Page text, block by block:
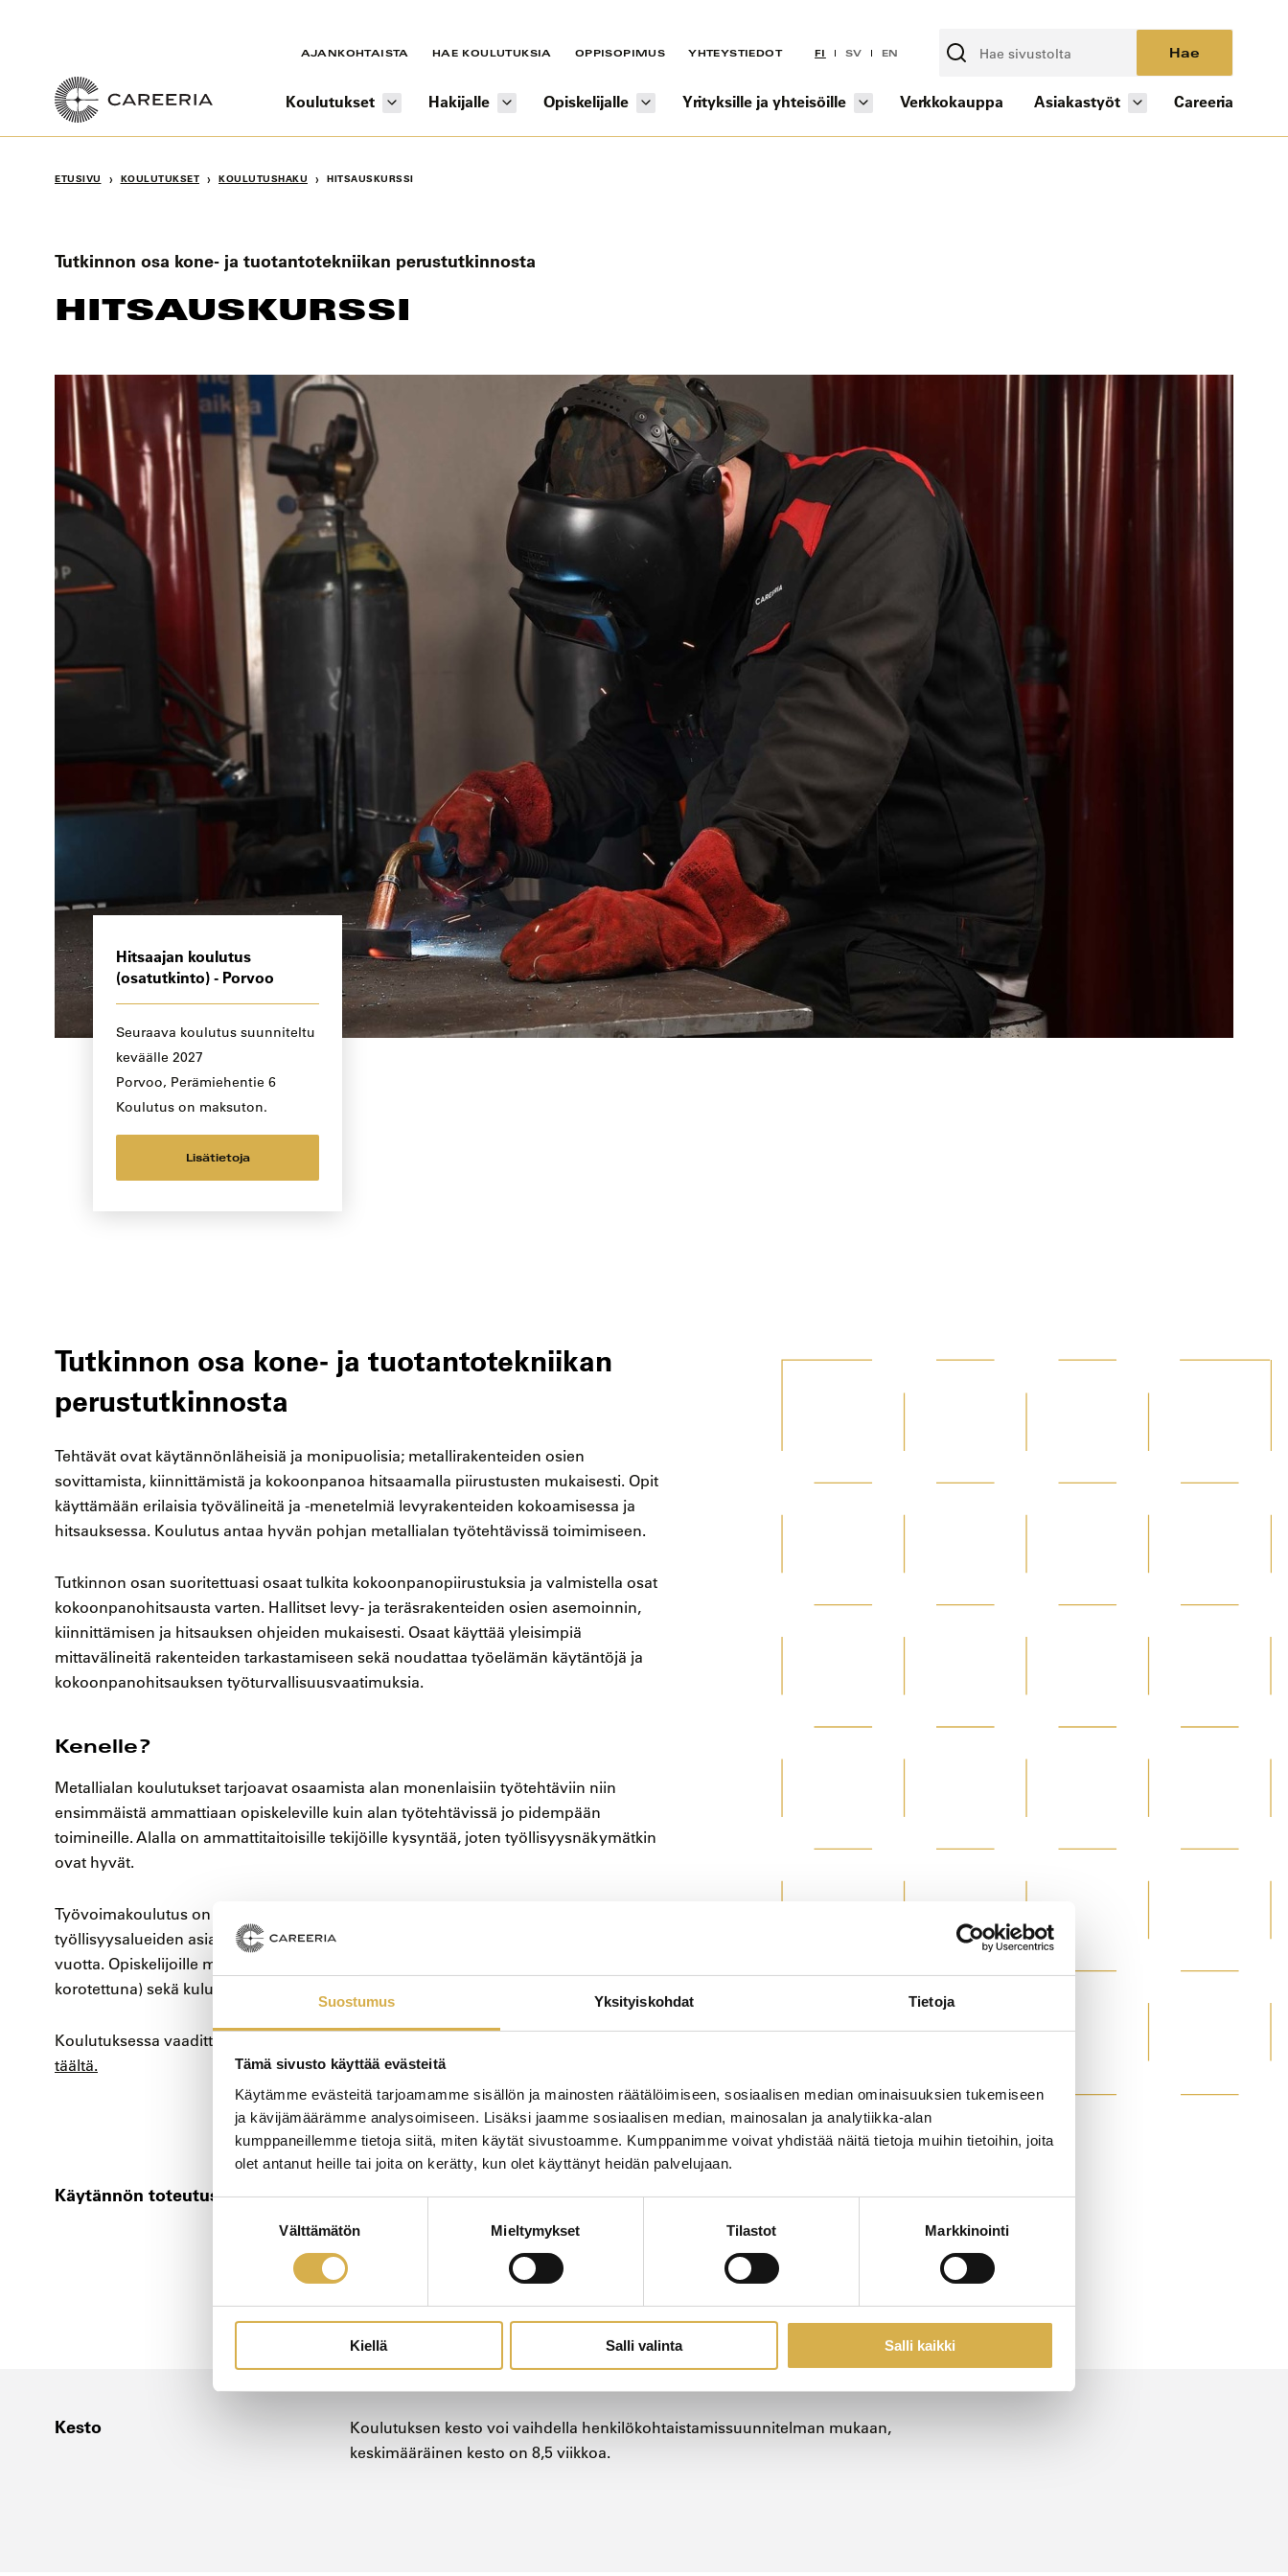
Suostumus Yksityiskohdat Tietoja
Tämä sivusto käyttää evästeitä
Käytämme evästeitä tarjoamamme sisällön ja mainosten räätälöimiseen, sosiaalisen median ominaisuuksien tukemiseen
ja kävijämäärämme analysoimiseen. Lisäksi jaamme sosiaalisen median, mainosalan ja analytiikka-alan
kumppaneillemme tietoja siitä, miten käytät sivustoamme. Kumppanimme voivat yhdistää näitä tietoja muihin tietoihin, joita
olet antanut heille tai joita on kerätty, kun olet käyttänyt heidän palvelujaan.
Välttämätön Mieltymykset Tilastot Markkinointi
Kiellä Salli valinta Salli kaikki
AJANKOHTAISTA HAE KOULUTUKSIA OPPISOPIMUS YHTEYSTIEDOT FI SV EN Hae
Koulutukset Hakijalle Opiskelijalle Yrityksille ja yhteisöille Verkkokauppa Asiakastyöt Careeria
ETUSIVU › KOULUTUKSET › KOULUTUSHAKU › HITSAUSKURSSI
Tutkinnon osa kone- ja tuotantotekniikan perustutkinnosta
HITSAUSKURSSI
Hitsaajan koulutus
(osatutkinto) - Porvoo
Seuraava koulutus suunniteltu
keväälle 2027
Porvoo, Perämiehentie 6
Koulutus on maksuton.
Lisätietoja
Tutkinnon osa kone- ja tuotantotekniikan
perustutkinnosta
Tehtävät ovat käytännönläheisiä ja monipuolisia; metallirakenteiden osien
sovittamista, kiinnittämistä ja kokoonpanoa hitsaamalla piirustusten mukaisesti. Opit
käyttämään erilaisia työvälineitä ja -menetelmiä levyrakenteiden kokoamisessa ja
hitsauksessa. Koulutus antaa hyvän pohjan metallialan työtehtävissä toimimiseen.
Tutkinnon osan suoritettuasi osaat tulkita kokoonpanopiirustuksia ja valmistella osat
kokoonpanohitsausta varten. Hallitset levy- ja teräsrakenteiden osien asemoinnin,
kiinnittämisen ja hitsauksen ohjeiden mukaisesti. Osaat käyttää yleisimpiä
mittavälineitä rakenteiden tarkastamiseen sekä noudattaa työelämän käytäntöjä ja
kokoonpanohitsauksen työturvallisuusvaatimuksia.
Kenelle?
Metallialan koulutukset tarjoavat osaamista alan monenlaisiin työtehtäviin niin
ensimmäistä ammattiaan opiskeleville kuin alan työtehtävissä jo pidempään
toimineille. Alalla on ammattitaitoisille tekijöille kysyntää, joten työllisyysnäkymätkin
ovat hyvät.
Työvoimakoulutus on tarkoitettu ensisijaisesti työttömille ja työttömyysuhan alaisille
työllisyysalueiden asiakkaille, joiden työnhaku on voimassa ja jotka ovat täyttäneet 20
vuotta. Opiskelijoille maksetaan koulutuksen aikana työttömyysetuutta (mahdollisesti
korotettuna) sekä kulukorvausta.
Koulutuksessa vaadittava suomenkielen taitotaso B1.1. Katso kielitaito vaatimukset
täältä.
Käytännön toteutus
Koulutus toteutetaan päiväopiskeluna. Koulutus on päätoimista ja koulutukseen
sisältyy lähiopiskelua maanantaista torstaihin, etä- ja verkko-opiskelua perjantaisin.
korttikoulutukset, jotka pidetään klo 8.00-16.00. Ensisijainen opiskelupaikka: Careeria
Kesto
Koulutuksen kesto voi vaihdella henkilökohtaistamissuunnitelman mukaan,
keskimääräinen kesto on 8,5 viikkoa.